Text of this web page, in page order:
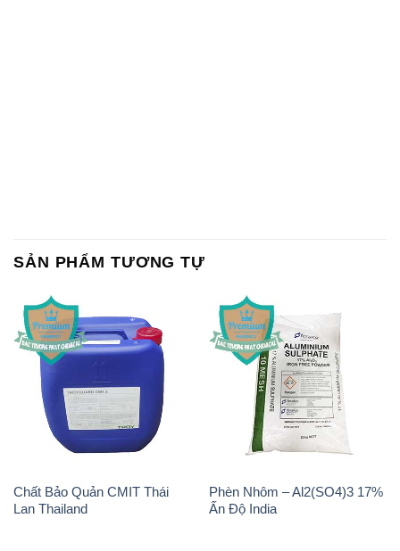
SẢN PHẨM TƯƠNG TỰ
Chất Bảo Quản CMIT Thái
Lan Thailand
Phèn Nhôm – Al2(SO4)3 17%
Ấn Độ India